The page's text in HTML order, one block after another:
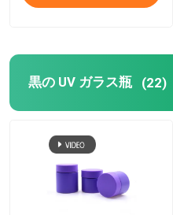
黒の UV ガラス瓶 (22)